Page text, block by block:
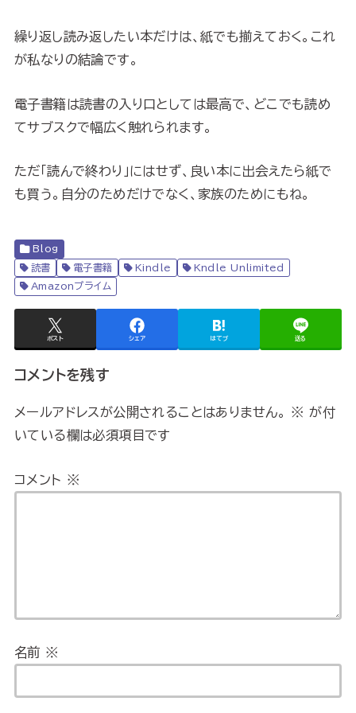
繰り返し読み返したい本だけは、紙でも揃えておく。これ
が私なりの結論です。
電子書籍は読書の入り口としては最高で、どこでも読め
てサブスクで幅広く触れられます。
ただ「読んで終わり」にはせず、良い本に出会えたら紙で
も買う。自分のためだけでなく、家族のためにもね。
Blog
読書
電子書籍 Kindle
Kndle Unlimited
Amazonプライム
ポスト シェア はてブ 送る
コメントを残す
メールアドレスが公開されることはありません。 ※ が付
いている欄は必須項目です
コメント ※
名前 ※